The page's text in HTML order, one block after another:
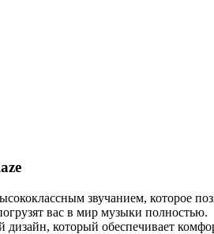
звучанием, которое
вас в мир музыки полностью.
который обеспечивает